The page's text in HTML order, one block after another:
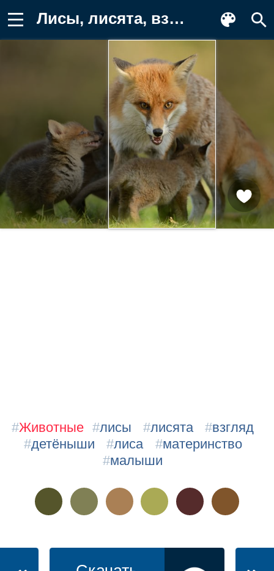
Лисы, лисята, взгляд, детёныши, лиса Обои
#Животные #лисы #лисята #взгляд
#детёныши #лиса #материнство
#малыши